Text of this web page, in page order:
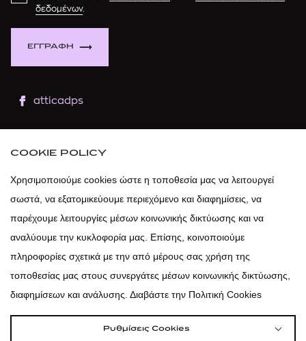
ΕΓΓΡΑΦΗ
δεδομένων.
atticadps
atticadps
COOKIE POLICY
Χρησιμοποιούμε cookies ώστε η τοποθεσία μας να λειτουργεί
σωστά, να εξατομικεύουμε περιεχόμενο και διαφημίσεις, να
παρέχουμε λειτουργίες μέσων κοινωνικής δικτύωσης και να
αναλύουμε την κυκλοφορία μας. Επίσης, κοινοποιούμε
πληροφορίες σχετικά με την από μέρους σας χρήση της
τοποθεσίας μας στους συνεργάτες μέσων κοινωνικής δικτύωσης,
διαφημίσεων και ανάλυσης. Διαβάστε την Πολιτική Cookies
Ρυθμίσεις Cookies